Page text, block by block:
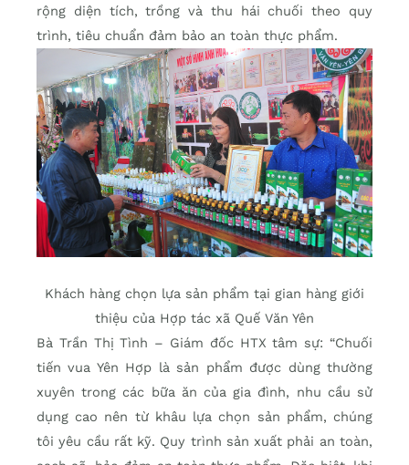
rộng diện tích, trồng và thu hái chuối theo quy
trình, tiêu chuẩn đảm bảo an toàn thực phẩm.
Khách hàng chọn lựa sản phẩm tại gian hàng giới
thiệu của Hợp tác xã Quế Văn Yên
Bà Trần Thị Tình – Giám đốc HTX tâm sự: “Chuối
tiến vua Yên Hợp là sản phẩm được dùng thường
xuyên trong các bữa ăn của gia đình, nhu cầu sử
dụng cao nên từ khâu lựa chọn sản phẩm, chúng
tôi yêu cầu rất kỹ. Quy trình sản xuất phải an toàn,